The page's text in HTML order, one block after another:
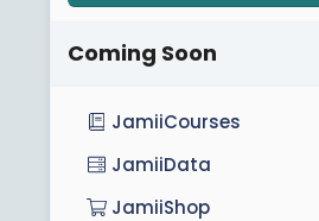
Coming Soon
JamiiCourses
JamiiData
JamiiShop